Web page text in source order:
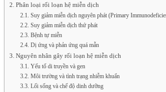
2. Phân loại rối loạn hệ miễn dịch
2.1. Suy giảm miễn dịch nguyên phát (Primary
2.2. Suy giảm miễn dịch thứ phát
2.3. Bệnh tự miễn
2.4. Dị ứng và phản ứng quá mẫn
3. Nguyên nhân gây rối loạn hệ miễn dịch
3.1. Yếu tố di truyền và gen
3.2. Môi trường và tình trạng nhiễm khuẩn
3.3. Lối sống và chế độ dinh dưỡng